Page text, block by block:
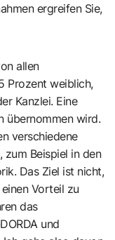
ergreifen Sie,
allen
Prozent weiblich,
Kanzlei. Eine
übernommen wird.
verschiedene
zum Beispiel in den
Das Ziel ist nicht,
Vorteil zu
das
und